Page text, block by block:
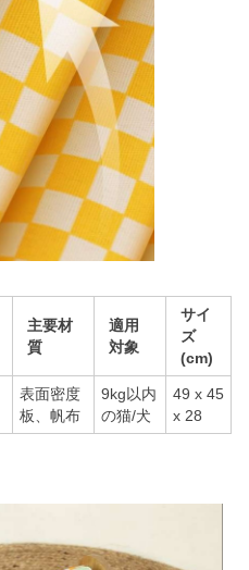
主要材
質
適用
対象
サイ
ズ
(cm)
表面密度
板、帆布
9kg以内
の猫/犬
49 x 45
x 28